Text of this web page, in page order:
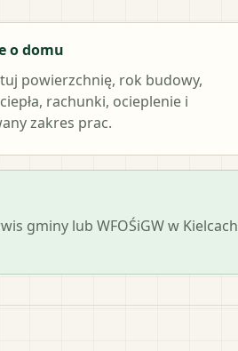
o domu
powierzchnię, rok budowy,
rachunki, ocieplenie i
zakres prac.
gminy lub WFOŚiGW w Kielcach